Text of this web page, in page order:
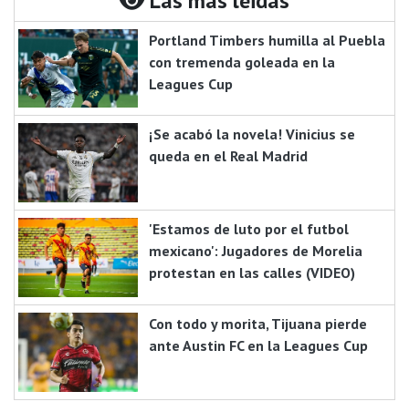
Portland Timbers humilla al Puebla
con tremenda goleada en la
Leagues Cup
¡Se acabó la novela! Vinicius se
queda en el Real Madrid
'Estamos de luto por el futbol
mexicano': Jugadores de Morelia
protestan en las calles (VIDEO)
Con todo y morita, Tijuana pierde
ante Austin FC en la Leagues Cup